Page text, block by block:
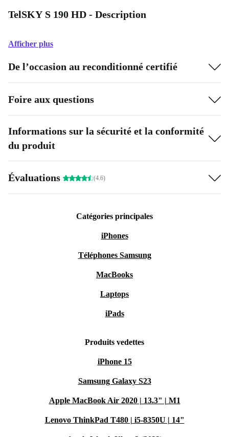
TelSKY S 190 HD - Description
Afficher plus
De l’occasion au reconditionné certifié
Foire aux questions
Informations sur la sécurité et la conformité
du produit
Évaluations (4.6)
Catégories principales
iPhones
Téléphones Samsung
MacBooks
Laptops
iPads
Produits vedettes
iPhone 15
Samsung Galaxy S23
Apple MacBook Air 2020 | 13.3" | M1
Lenovo ThinkPad T480 | i5-8350U | 14"